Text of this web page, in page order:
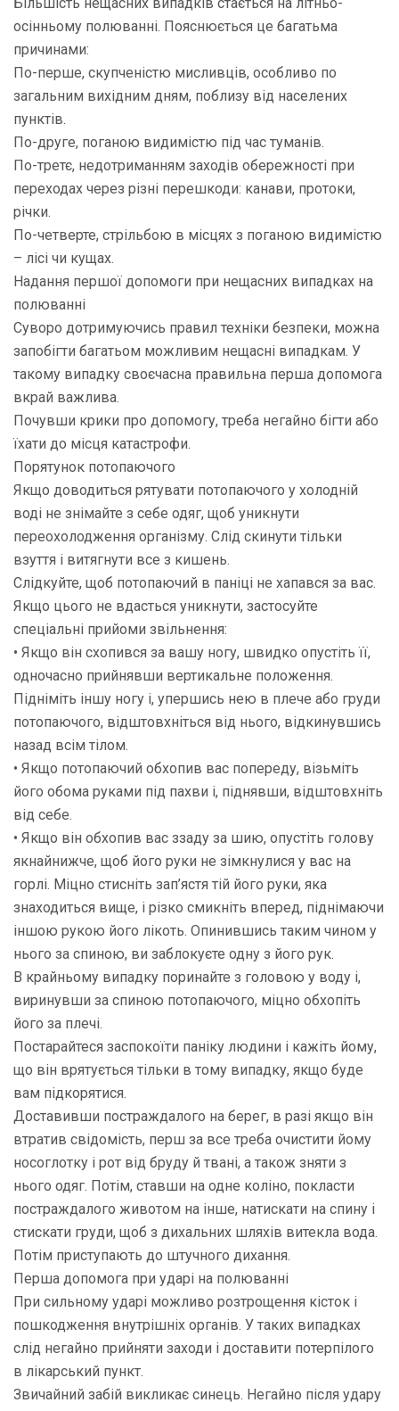
осінньому полюванні. Пояснюється це багатьма
причинами:
По-перше, скупченістю мисливців, особливо по
загальним вихідним дням, поблизу від населених
пунктів.
По-друге, поганою видимістю під час туманів.
По-третє, недотриманням заходів обережності при
переходах через різні перешкоди: канави, протоки,
річки.
По-четверте, стрільбою в місцях з поганою видимістю
– лісі чи кущах.
Надання першої допомоги при нещасних випадках на
полюванні
Суворо дотримуючись правил техніки безпеки, можна
запобігти багатьом можливим нещасні випадкам. У
такому випадку своєчасна правильна перша допомога
вкрай важлива.
Почувши крики про допомогу, треба негайно бігти або
їхати до місця катастрофи.
Порятунок потопаючого
Якщо доводиться рятувати потопаючого у холодній
воді не знімайте з себе одяг, щоб уникнути
переохолодження організму. Слід скинути тільки
взуття і витягнути все з кишень.
Слідкуйте, щоб потопаючий в паніці не хапався за вас.
Якщо цього не вдасться уникнути, застосуйте
спеціальні прийоми звільнення:
• Якщо він схопився за вашу ногу, швидко опустіть її,
одночасно прийнявши вертикальне положення.
Підніміть іншу ногу і, упершись нею в плече або груди
потопаючого, відштовхніться від нього, відкинувшись
назад всім тілом.
• Якщо потопаючий обхопив вас попереду, візьміть
його обома руками під пахви і, піднявши, відштовхніть
від себе.
• Якщо він обхопив вас ззаду за шию, опустіть голову
якнайнижче, щоб його руки не зімкнулися у вас на
горлі. Міцно стисніть зап’ястя тій його руки, яка
знаходиться вище, і різко смикніть вперед, піднімаючи
іншою рукою його лікоть. Опинившись таким чином у
нього за спиною, ви заблокуєте одну з його рук.
В крайньому випадку поринайте з головою у воду і,
виринувши за спиною потопаючого, міцно обхопіть
його за плечі.
Постарайтеся заспокоїти паніку людини і кажіть йому,
що він врятується тільки в тому випадку, якщо буде
вам підкорятися.
Доставивши постраждалого на берег, в разі якщо він
втратив свідомість, перш за все треба очистити йому
носоглотку і рот від бруду й твані, а також зняти з
нього одяг. Потім, ставши на одне коліно, покласти
постраждалого животом на інше, натискати на спину і
стискати груди, щоб з дихальних шляхів витекла вода.
Потім приступають до штучного дихання.
Перша допомога при ударі на полюванні
При сильному ударі можливо розтрощення кісток і
пошкодження внутрішніх органів. У таких випадках
слід негайно прийняти заходи і доставити потерпілого
в лікарський пункт.
Звичайний забій викликає синець. Негайно після удару